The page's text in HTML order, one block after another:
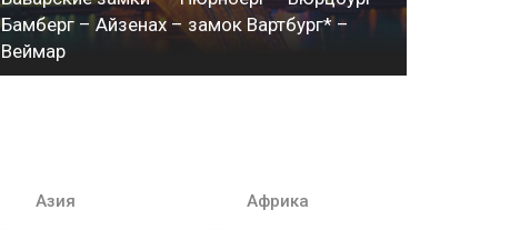
Бамберг – Айзенах – замок Вартбург* –
Веймар
Азия Африка